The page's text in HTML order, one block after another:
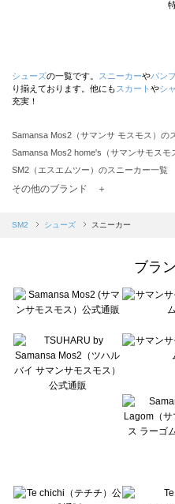
シューズの一覧です。 スニーカーやパン
り揃えております。他にも スカート やシ
充実！
Samansa Mos2（サマンサ モスモス）の
Samansa Mos2 home's（サマンサモス
SM2（エスエムツー）のスニーカー一覧
TSUHARU by Samansa Mos2（ツハルバ
Samansa Mos2 blue（サマンサモスモス
sō4ū（ソウフォーユー）のスニーカー一覧
Te chichi（テチチ）のスニーカー一覧
Te chichi CLASSIC（テチチ クラシック）
Lugnoncure（ルノンキュール）のスニー
BETTY'S BLUE（べティーズブルー）のス
Wpc.（ワールドパーティー）のスニーカ
その他のブランド ＋
SM2 シューズ スニーカー
ブラ